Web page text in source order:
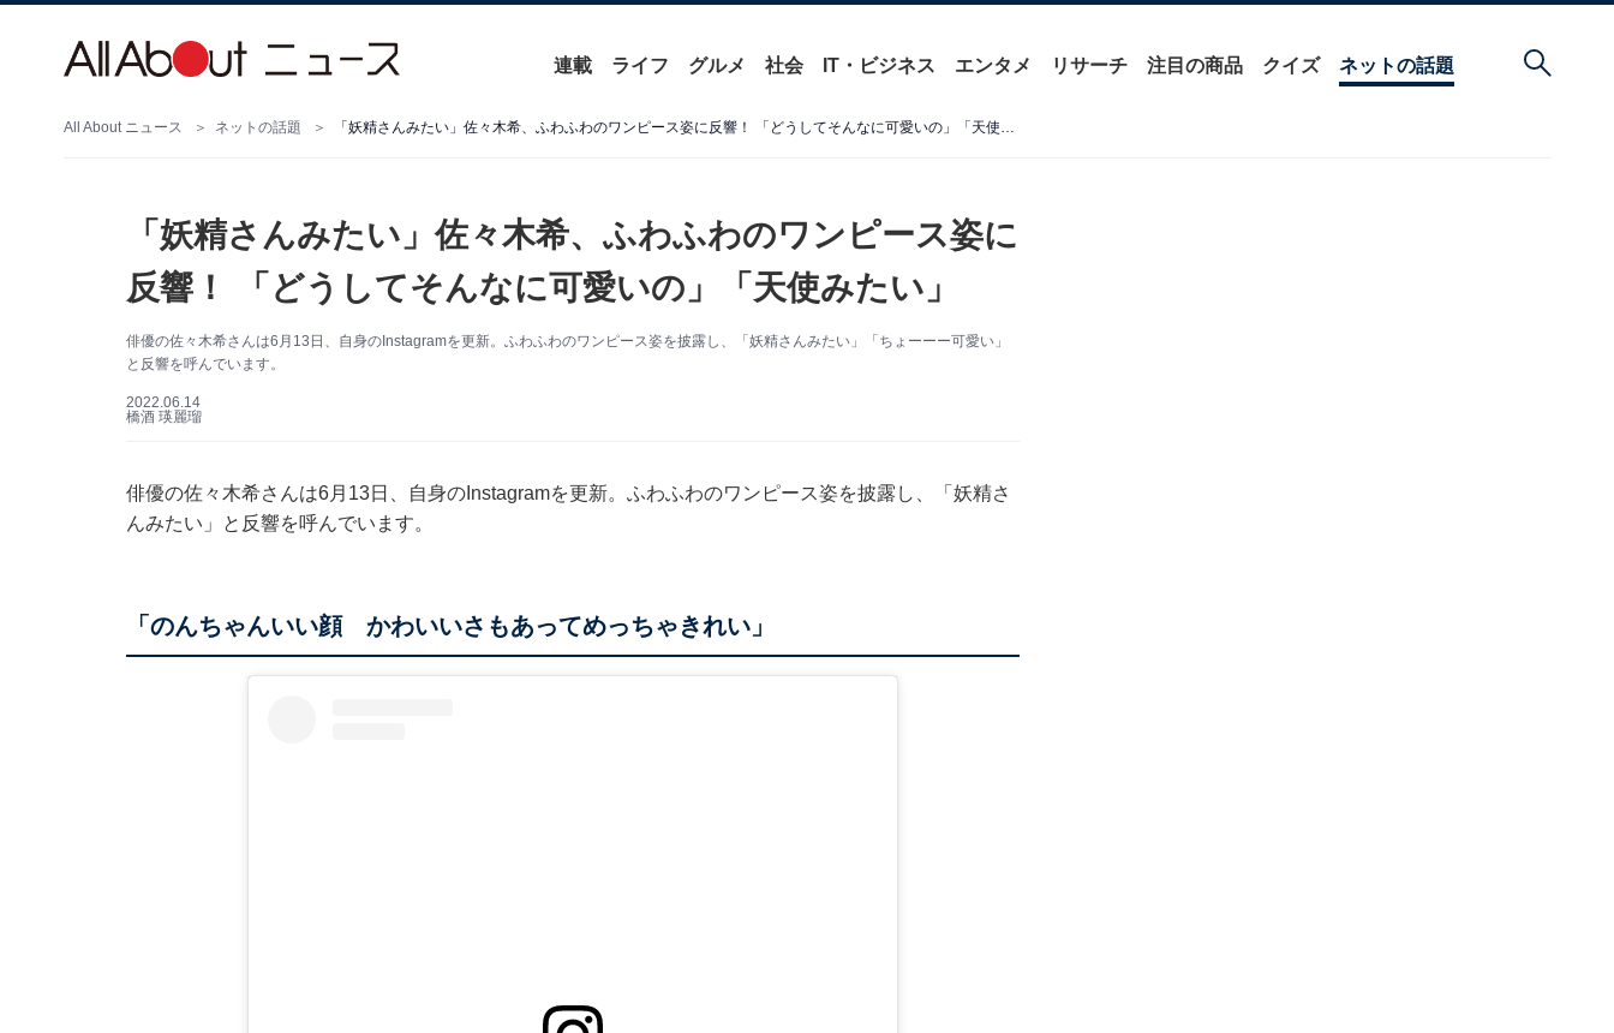
連載 ライフ グルメ 社会 IT・ビジネス エンタメ リサーチ 注目の商品 クイズ ネットの話題
All About ニュース ネットの話題 「妖精さんみたい」佐々木希、ふわふわのワンピース姿に反響！ 「どうしてそんなに可愛いの」「天使みたい」
「妖精さんみたい」佐々木希、ふわふわのワンピース姿に
反響！ 「どうしてそんなに可愛いの」「天使みたい」
俳優の佐々木希さんは6月13日、自身のInstagramを更新。ふわふわのワンピース姿を披露し、「妖精さんみたい」「ちょーーー可愛い」
と反響を呼んでいます。
2022.06.14
橋酒 瑛麗瑠
俳優の佐々木希さんは6月13日、自身のInstagramを更新。ふわふわのワンピース姿を披露し、「妖精さ
んみたい」と反響を呼んでいます。
「のんちゃんいい顔 かわいいさもあってめっちゃきれい」